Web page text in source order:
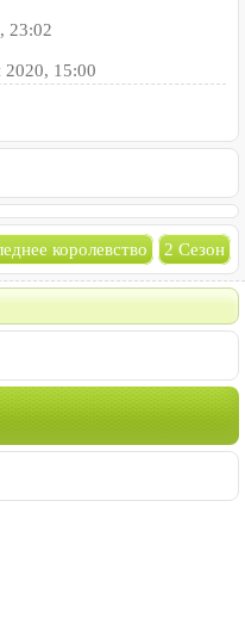
23:02
2020, 15:00
королевство 2 Сезон